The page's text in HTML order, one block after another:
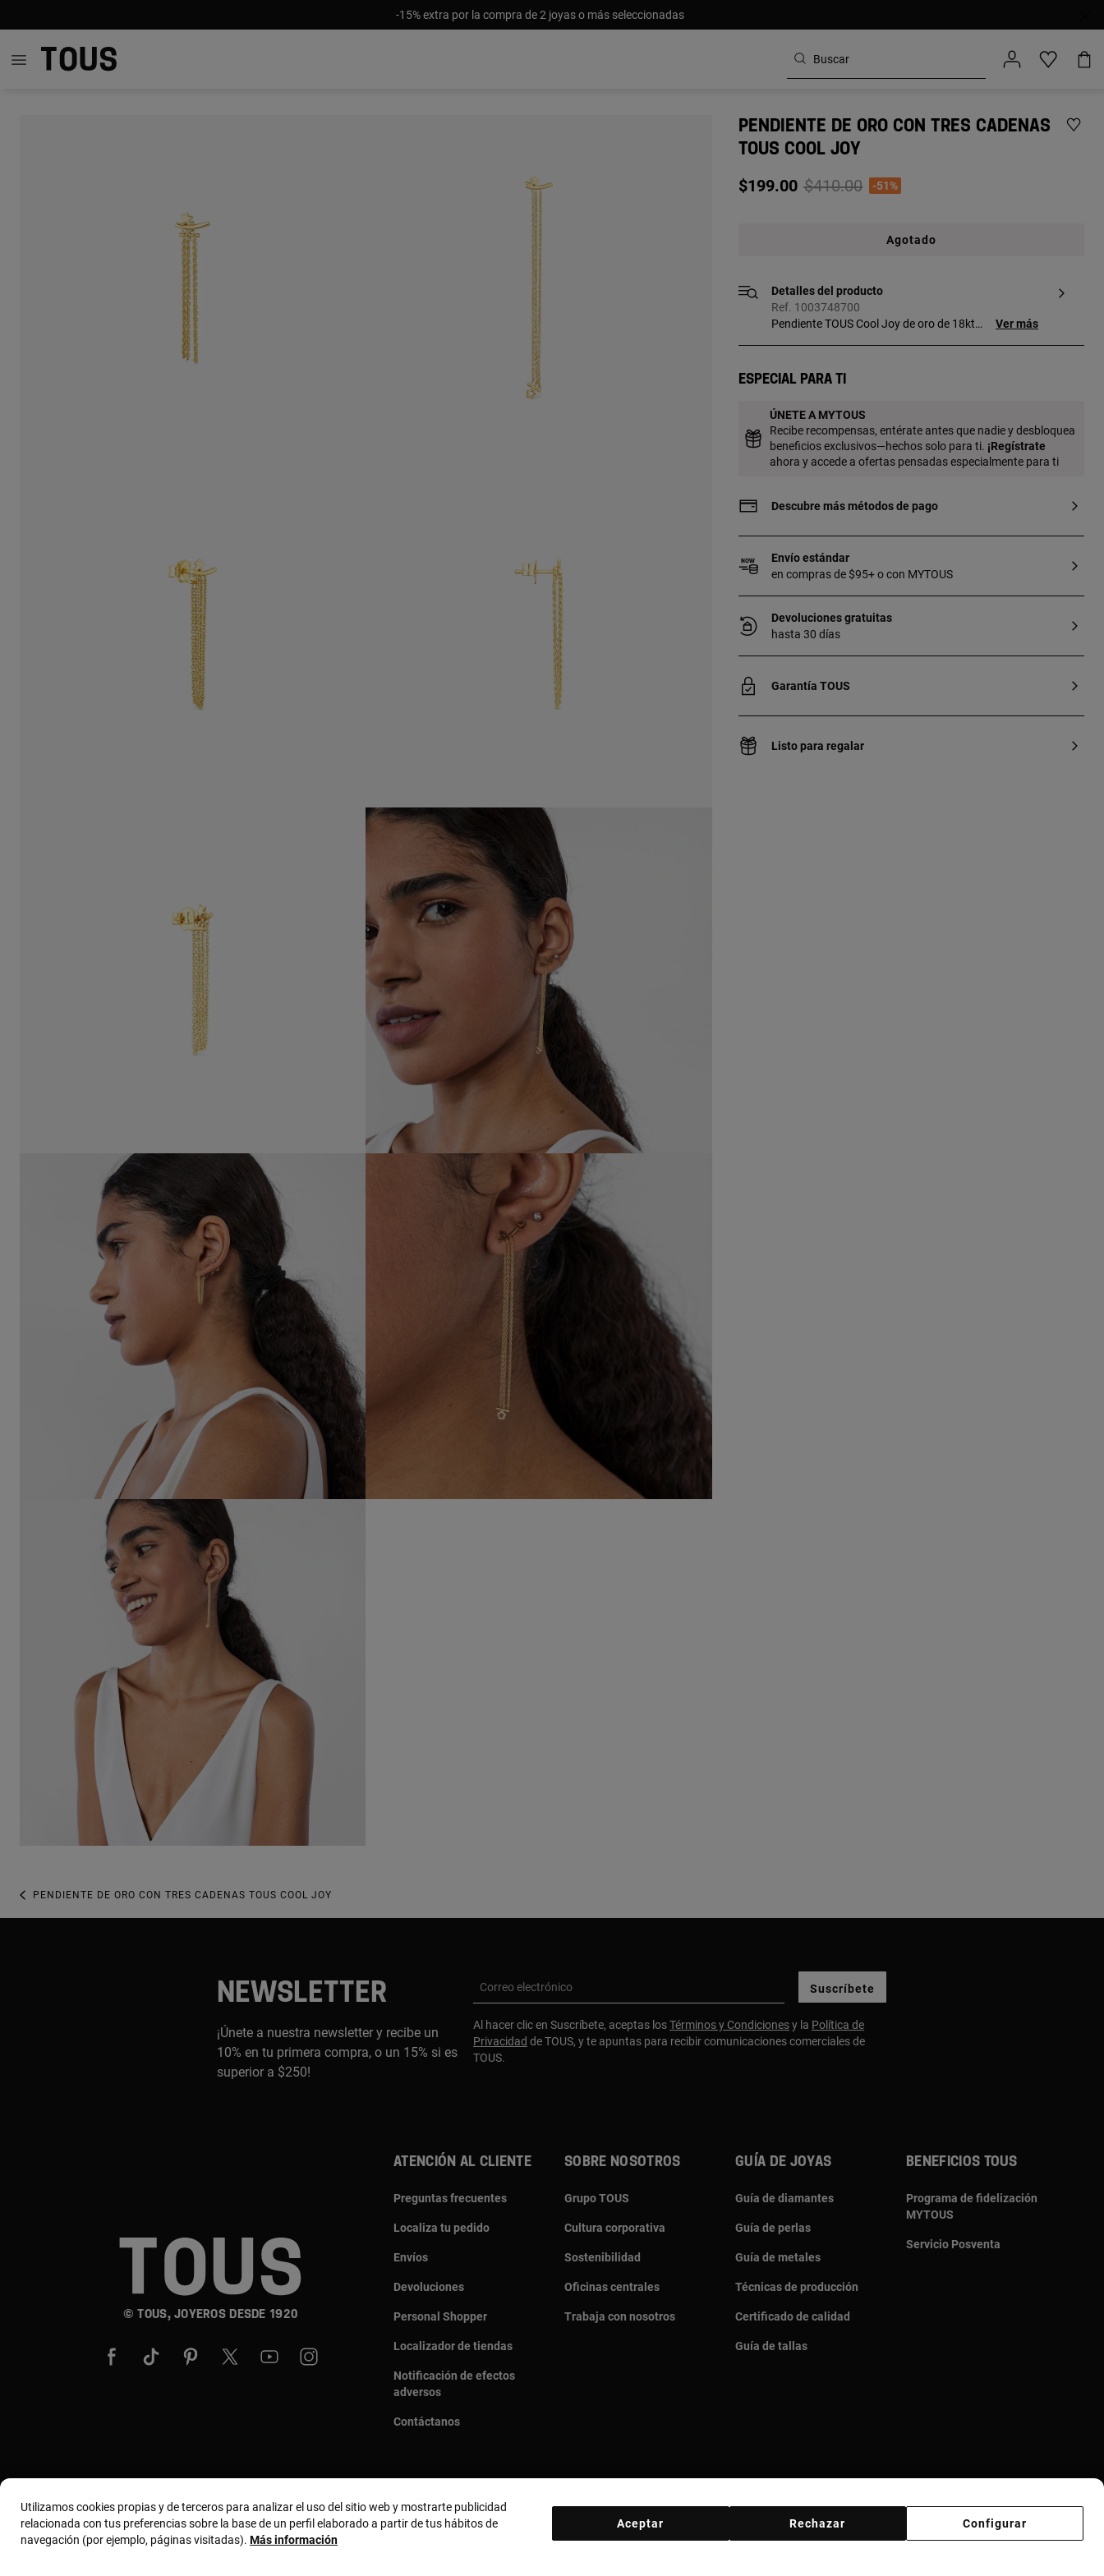
-15% extra por la compra de 2 joyas o más seleccionadas
PENDIENTE DE ORO CON TRES CADENAS
TOUS COOL JOY
$199.00 Price reduced from
$410.00to-51%
Agotado
Detalles del producto
Ref. 1003748700
Pendiente TOUS Cool Joy de oro de 18kt
pendiente: 70mm. Elige llevarlo como
Ver más
Especial para ti
ÚNETE A MYTOUS
Recibe recompensas, entérate antes que nadie y desbloquea
beneficios exclusivos—hechos solo para ti. ¡Regístrate
ahora y accede a ofertas pensadas especialmente para ti
Descubre más métodos de pago
Envío estándar
en compras de $95+ o con MYTOUS
Devoluciones gratuitas
hasta 30 días
Garantía TOUS
Listo para regalar
PENDIENTE DE ORO CON TRES CADENAS TOUS COOL JOY
NEWSLETTER
¡Únete a nuestra newsletter y recibe un
10% en tu primera compra, o un 15% si es
superior a $250!
Correo electrónico Suscríbete
Al hacer clic en Suscríbete, aceptas losTérminos y Condicionesy la Política de
Privacidad de TOUS, y te apuntas para recibir comunicaciones comerciales de
TOUS.
© TOUS, JOYEROS DESDE 1920
ATENCIÓN AL CLIENTE
Preguntas frecuentes
Localiza tu pedido
Envíos
Devoluciones
Personal Shopper
Localizador de tiendas
Notificación de efectos
adversos
Contáctanos
SOBRE NOSOTROS
Grupo TOUS
Cultura corporativa
Sostenibilidad
Oficinas centrales
Trabaja con nosotros
GUÍA DE JOYAS
Guía de diamantes
Guía de perlas
Guía de metales
Técnicas de producción
Certificado de calidad
Guía de tallas
BENEFICIOS TOUS
Programa de fidelización
MYTOUS
Servicio Posventa
País y moneda: Puerto Rico / US Dollar
Utilizamos cookies propias y de terceros para analizar el uso del sitio web y mostrarte publicidad
relacionada con tus preferencias sobre la base de un perfil elaborado a partir de tus hábitos de
navegación (por ejemplo, páginas visitadas). Más información
Configurar
Rechazar
Aceptar